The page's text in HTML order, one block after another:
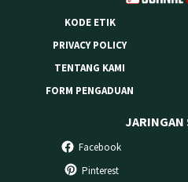
KODE ETIK
PRIVACY POLICY
TENTANG KAMI
FORM PENGADUAN
JARINGAN
Facebook
Pinterest